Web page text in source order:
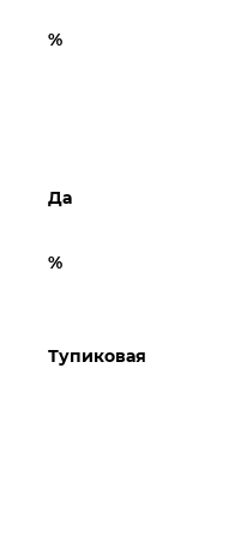
%
Да
%
Тупиковая